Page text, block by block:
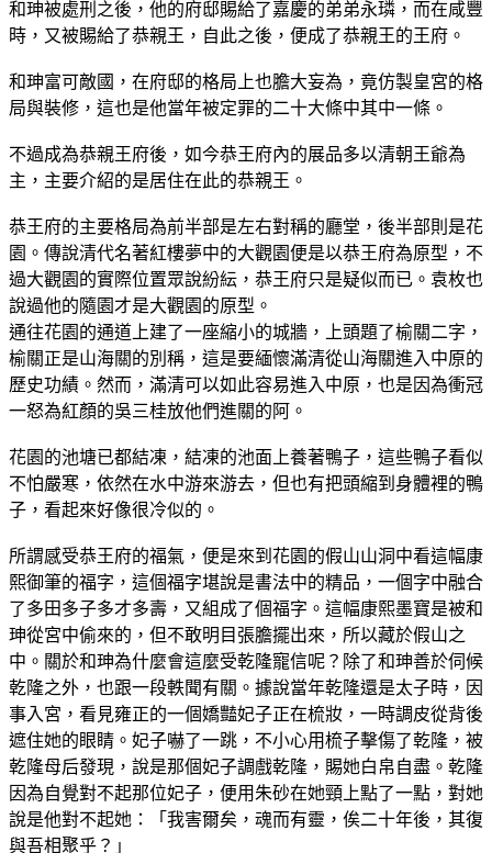
和珅被處刑之後，他的府邸賜給了嘉慶的弟弟永璘，而在咸豐
時，又被賜給了恭親王，自此之後，便成了恭親王的王府。
和珅富可敵國，在府邸的格局上也膽大妄為，竟仿製皇宮的格
局與裝修，這也是他當年被定罪的二十大條中其中一條。
不過成為恭親王府後，如今恭王府內的展品多以清朝王爺為
主，主要介紹的是居住在此的恭親王。
恭王府的主要格局為前半部是左右對稱的廳堂，後半部則是花
園。傳說清代名著紅樓夢中的大觀園便是以恭王府為原型，不
過大觀園的實際位置眾說紛紜，恭王府只是疑似而已。袁枚也
說過他的隨園才是大觀園的原型。
通往花園的通道上建了一座縮小的城牆，上頭題了榆關二字，
榆關正是山海關的別稱，這是要緬懷滿清從山海關進入中原的
歷史功績。然而，滿清可以如此容易進入中原，也是因為衝冠
一怒為紅顏的吳三桂放他們進關的阿。
花園的池塘已都結凍，結凍的池面上養著鴨子，這些鴨子看似
不怕嚴寒，依然在水中游來游去，但也有把頭縮到身體裡的鴨
子，看起來好像很冷似的。
所謂感受恭王府的福氣，便是來到花園的假山山洞中看這幅康
熙御筆的福字，這個福字堪說是書法中的精品，一個字中融合
了多田多子多才多壽，又組成了個福字。這幅康熙墨寶是被和
珅從宮中偷來的，但不敢明目張膽擺出來，所以藏於假山之
中。關於和珅為什麼會這麼受乾隆寵信呢？除了和珅善於伺候
乾隆之外，也跟一段軼聞有關。據說當年乾隆還是太子時，因
事入宮，看見雍正的一個嬌豔妃子正在梳妝，一時調皮從背後
遮住她的眼睛。妃子嚇了一跳，不小心用梳子擊傷了乾隆，被
乾隆母后發現，說是那個妃子調戲乾隆，賜她白帛自盡。乾隆
因為自覺對不起那位妃子，便用朱砂在她頸上點了一點，對她
說是他對不起她：「我害爾矣，魂而有靈，俟二十年後，其復
與吾相聚乎？」